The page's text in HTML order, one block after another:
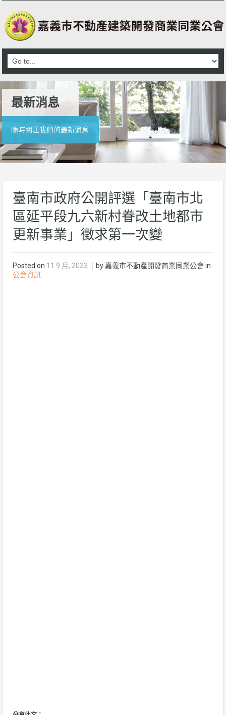
最新消息
隨時關注我們的最新消息
臺南市政府公開評選「臺南市北
區延平段九六新村眷改土地都市
更新事業」徵求第一次變
Posted on 11 9 月, 2023
by 嘉義市不動產開發商業同業公會 in
公會資訊